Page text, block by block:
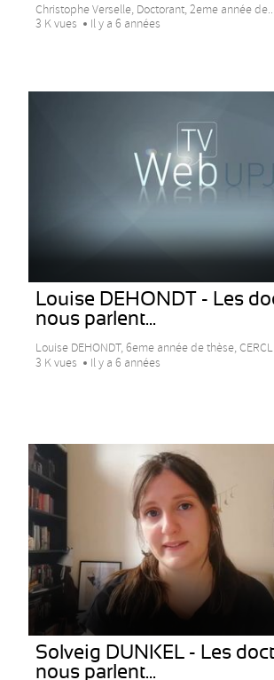
Christophe Verselle, Doctorant, 2eme année de...
3 K vues
Il y a 6 années
Louise DEHONDT - Les
nous parlent...
Louise DEHONDT, 6eme année de thèse,
3 K vues
Il y a 6 années
Solveig DUNKEL - Les
nous parlent...